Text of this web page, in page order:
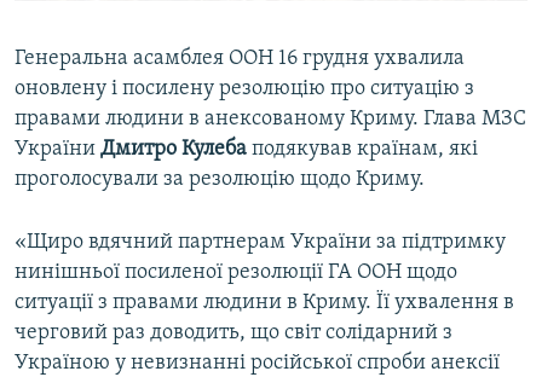
Усі сайти RFE/RL
Генеральна асамблея ООН 16 грудня ухвалила
оновлену і посилену резолюцію про ситуацію з
правами людини в анексованому Криму. Глава МЗС
України Дмитро Кулеба подякував країнам, які
проголосували за резолюцію щодо Криму.
«Щиро вдячний партнерам України за підтримку
нинішньої посиленої резолюції ГА ООН щодо
ситуації з правами людини в Криму. Її ухвалення в
черговий раз доводить, що світ солідарний з
Україною у невизнанні російської спроби анексії